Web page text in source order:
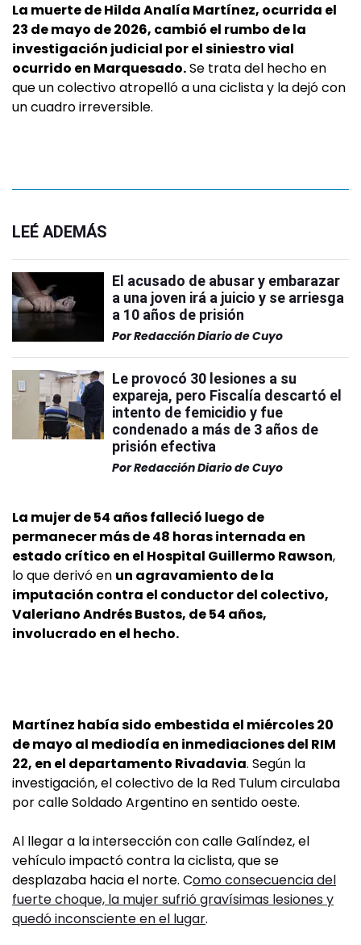
La muerte de Hilda Analía Martínez, ocurrida el
23 de mayo de 2026, cambió el rumbo de la
investigación judicial por el siniestro vial
ocurrido en Marquesado.Se trata del hecho en
que un colectivo atropelló a una ciclista y la dejó con
un cuadro irreversible.
LEÉ ADEMÁS
El acusado de abusar y embarazar
a una joven irá a juicio y se arriesga
a 10 años de prisión
PorRedacción Diario de Cuyo
Le provocó 30 lesiones a su
expareja, pero Fiscalía descartó el
intento de femicidio y fue
condenado a más de 3 años de
prisión efectiva
PorRedacción Diario de Cuyo
La mujer de 54 años falleció luego de
permanecer más de 48 horas internada en
estado crítico en el Hospital Guillermo Rawson,
lo que derivó en un agravamiento de la
imputación contra el conductor del colectivo,
Valeriano Andrés Bustos, de 54 años,
involucrado en el hecho.
Martínez había sido embestida el miércoles 20
de mayo al mediodía en inmediaciones del RIM
22, en el departamento Rivadavia. Según la
investigación, el colectivo de la Red Tulum circulaba
por calle Soldado Argentino en sentido oeste.
Al llegar a la intersección con calle Galíndez, el
vehículo impactó contra la ciclista, que se
desplazaba hacia el norte. Como consecuencia del
fuerte choque, la mujer sufrió gravísimas lesiones y
quedó inconsciente en el lugar.